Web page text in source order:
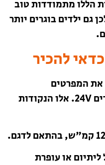
הללו מתמודדות טוב
גם ילדים בוגרים יותר
להכיר
את המפרטים
שמאפיינים רכב חשמלי לילדים 24V. אלו הנקודות
או עופרת